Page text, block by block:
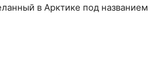
в Арктике под названием